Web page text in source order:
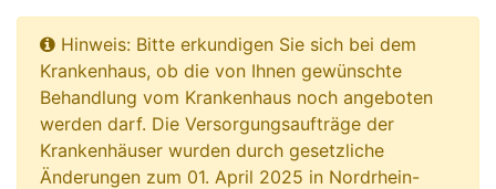
Hinweis: Bitte erkundigen Sie sich bei dem
Krankenhaus, ob die von Ihnen gewünschte
Behandlung vom Krankenhaus noch angeboten
werden darf. Die Versorgungsaufträge der
Krankenhäuser wurden durch gesetzliche
Änderungen zum 01. April 2025 in Nordrhein-